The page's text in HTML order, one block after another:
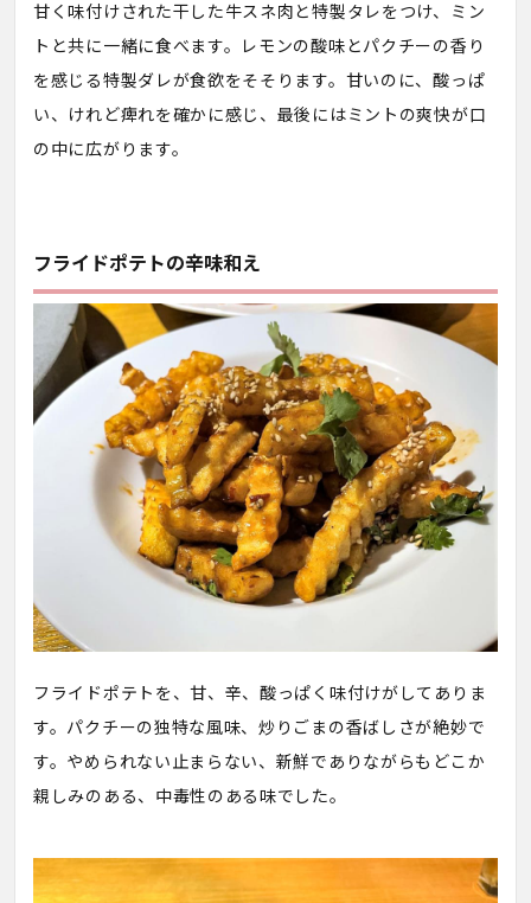
甘く味付けされた干した牛スネ肉と特製タレをつけ、ミン
トと共に一緒に食べます。レモンの酸味とパクチーの香り
を感じる特製ダレが食欲をそそります。甘いのに、酸っぱ
い、けれど痺れを確かに感じ、最後にはミントの爽快が口
の中に広がります。
フライドポテトの辛味和え
フライドポテトを、甘、辛、酸っぱく味付けがしてありま
す。パクチーの独特な風味、炒りごまの香ばしさが絶妙で
す。やめられない止まらない、新鮮でありながらもどこか
親しみのある、中毒性のある味でした。